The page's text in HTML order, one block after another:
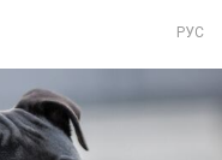
РУС